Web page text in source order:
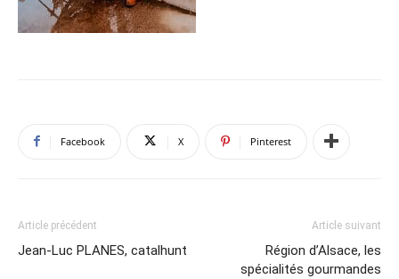
Facebook X Pinterest
Article précédent
Jean-Luc PLANES, catalhunt
Article suivant
Région d’Alsace, les
spécialités gourmandes